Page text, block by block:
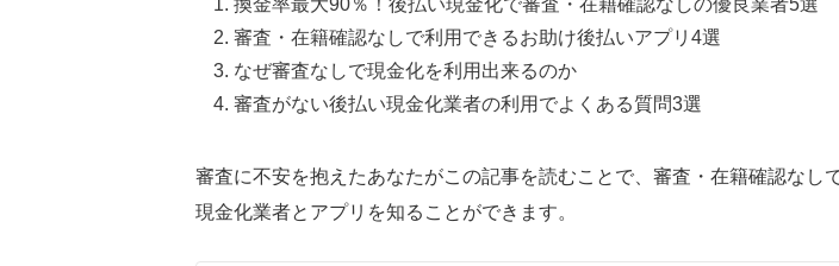
換金率最大90％！後払い現金化で審査・在籍確認なしの優良業者5選
審査・在籍確認なしで利用できるお助け後払いアプリ4選
なぜ審査なしで現金化を利用出来るのか
審査がない後払い現金化業者の利用でよくある質問3選
審査に不安を抱えたあなたがこの記事を読むことで、審査・在籍確認なし
現金化業者とアプリを知ることができます。